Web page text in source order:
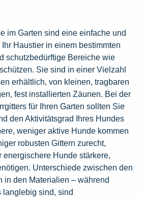
im Garten sind eine einfache und
Haustier in einem bestimmten
schutzbedürftige Bereiche wie
Sie sind in einer Vielzahl
erhältlich, von kleinen, tragbaren
fest installierten Zäunen. Bei der
für Ihren Garten sollten Sie
den Aktivitätsgrad Ihres Hundes
weniger aktive Hunde kommen
robusten Gittern zurecht,
Hunde stärkere,
Unterschiede zwischen den
in den Materialien – während
langlebig sind, sind